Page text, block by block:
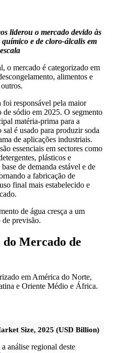
liderou o mercado devido às
químico e de cloro-álcalis em
o mercado é categorizado em
alimentos e
responsável pela maior
sódio em 2025. O segmento
matéria-prima para a
é usado para produzir soda
de aplicações industriais.
essenciais em sectores como
plásticos e
de demanda estável e de
a fabricação de
final mais estabelecido e
de água cresça a um
previsão.
Mercado de
em América do Norte,
e Oriente Médio e África.
Size, 2025 (USD Billion)
análise regional deste